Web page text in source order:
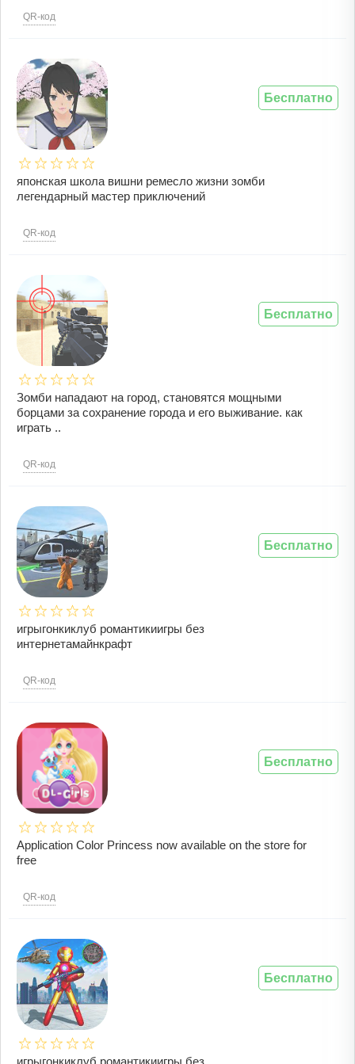
QR-код
японская школа вишни ремесло жизни зомби
легендарный мастер приключений
QR-код
Бесплатно
Зомби нападают на город, становятся мощными
борцами за сохранение города и его выживание. как
играть ..
QR-код
Бесплатно
игрыгонкиклуб романтикиигры без
интернетамайнкрафт
QR-код
Бесплатно
Application Color Princess now available on the store for
free
QR-код
Бесплатно
игрыгонкиклуб романтикиигры без
Бесплатно